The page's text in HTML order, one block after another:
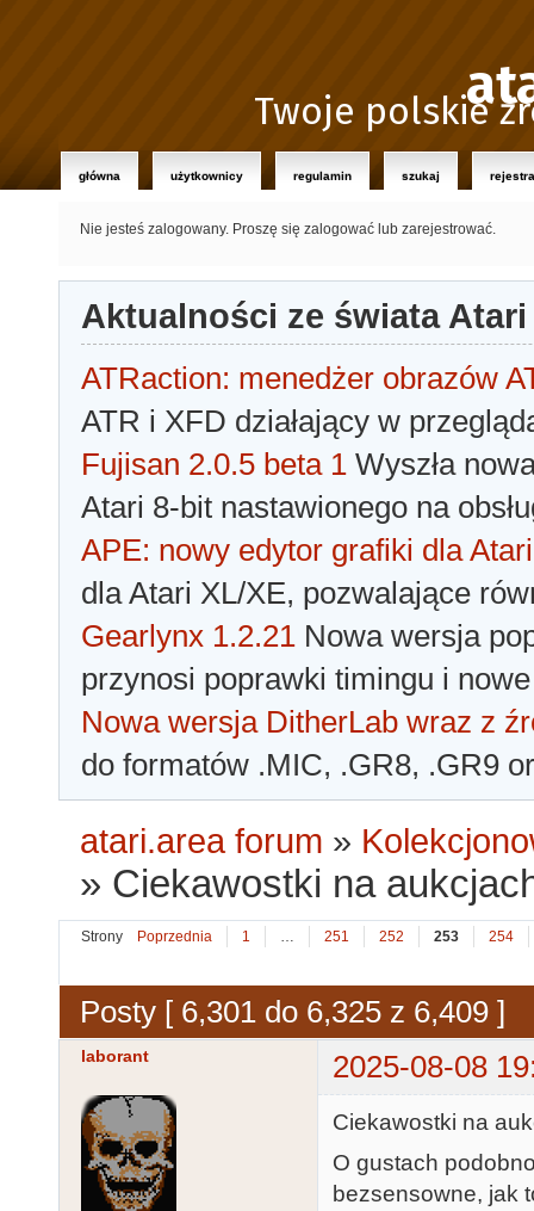
Twoje polskie
główna użytkownicy regulamin szukaj
Nie jesteś zalogowany. Proszę się zalogować lub zarejestrować.
Aktualności ze świata Atari
ATRaction: menedżer obrazów
ATR i XFD działający w
Fujisan 2.0.5 beta 1 Wyszła
Atari 8-bit nastawionego na
APE: nowy edytor grafiki dla Atari
dla Atari XL/XE, pozwalające
Gearlynx 1.2.21 Nowa wersja
przynosi poprawki timingu i
Nowa wersja DitherLab wraz z
do formatów .MIC, .GR8, .GR9
atari.area forum »
» Ciekawostki na
Strony Poprzednia 1 … 251 252 253 254
Posty [ 6,301 do 6,325 z 6,409 ]
laborant 2025-08-08
Ciekawostki na
O gustach
bezsensowne, jak